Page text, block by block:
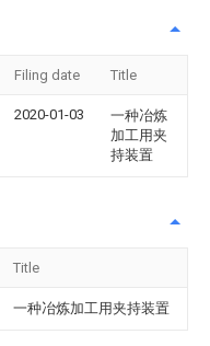
Filing date Title
2020-01-03
一种冶炼
加工用夹
持装置
Title
一种冶炼加工用夹持装置